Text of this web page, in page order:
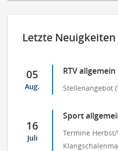
Letzte Neuigkeiten
05
Aug.
RTV allgemein
Stellenangebot
16
Juli
Sport
Termine